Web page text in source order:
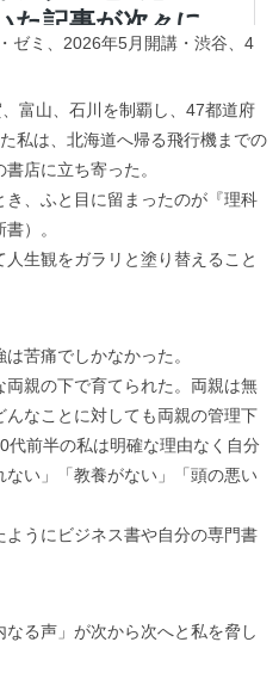
ミ、2026年5月開講・渋谷、4
富山、石川を制覇し、47都道府
私は、北海道へ帰る飛行機までの
店に立ち寄った。
、ふと目に留まったのが『理科
）。
生観をガラリと塗り替えること
苦痛でしかなかった。
親の下で育てられた。両親は無
なことに対しても両親の管理下
代前半の私は明確な理由なく自分
い」「教養がない」「頭の悪い
うにビジネス書や自分の専門書
る声」が次から次へと私を脅し